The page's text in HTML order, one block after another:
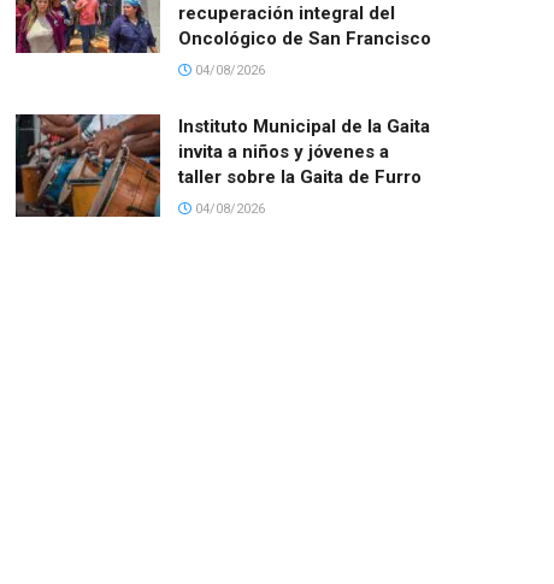
recuperación integral del
Oncológico de San Francisco
04/08/2026
Instituto Municipal de la Gaita
invita a niños y jóvenes a
taller sobre la Gaita de Furro
04/08/2026